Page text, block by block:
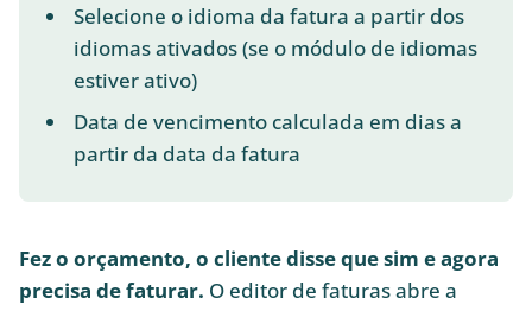
Selecione o idioma da fatura a partir dos
idiomas ativados (se o módulo de idiomas
estiver ativo)
Data de vencimento calculada em dias a
partir da data da fatura
Fez o orçamento, o cliente disse que sim e agora
precisa de faturar. O editor de faturas abre a